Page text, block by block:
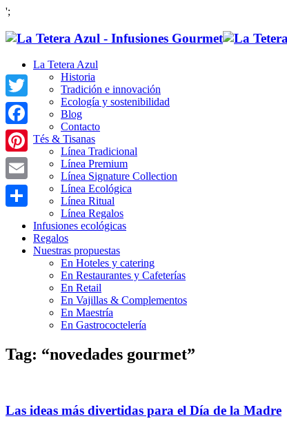
';
La Tetera Azul
Historia
Tradición e innovación
Ecología y sostenibilidad
Blog
Contacto
Tés & Tisanas
Línea Tradicional
Línea Premium
Línea Signature Collection
Línea Ecológica
Línea Ritual
Línea Regalos
Infusiones ecológicas
Regalos
Nuestras propuestas
En Hoteles y catering
En Restaurantes y Cafeterías
En Retail
En Vajillas & Complementos
En Maestría
En Gastrococtelería
Tag: “novedades gourmet”
Las ideas más divertidas para el Día de la Madre
Twitter
Facebook
Pinterest
Email
Compartir